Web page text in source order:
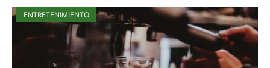
ENTRETENIMIENTO